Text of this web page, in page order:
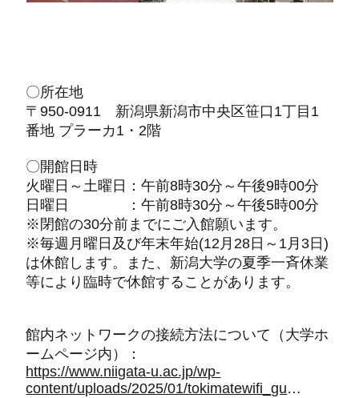
〇所在地
〒950-0911 新潟県新潟市中央区笹口1丁目1
番地 プラーカ1・2階
〇開館日時
火曜日～土曜日：午前8時30分～午後9時00分
日曜日 ：午前8時30分～午後5時00分
※閉館の30分前までにご入館願います。
※毎週月曜日及び年末年始(12月28日～1月3日)
は休館します。また、新潟大学の夏季一斉休業
等により臨時で休館することがあります。
館内ネットワークの接続方法について（大学ホ
ームページ内）：
https://www.niigata-u.ac.jp/wp-
content/uploads/2025/01/tokimatewifi_guide.pdf